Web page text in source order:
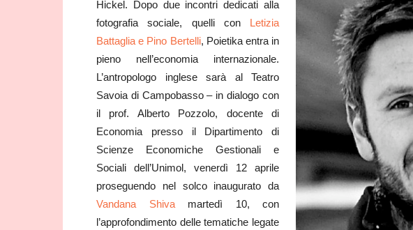
Hickel. Dopo due incontri dedicati alla
fotografia sociale, quelli con Letizia
Battaglia e Pino Bertelli, Poietika entra in
pieno nell’economia internazionale.
L’antropologo inglese sarà al Teatro
Savoia di Campobasso – in dialogo con
il prof. Alberto Pozzolo, docente di
Economia presso il Dipartimento di
Scienze Economiche Gestionali e
Sociali dell’Unimol, venerdì 12 aprile
proseguendo nel solco inaugurato da
Vandana Shivamartedì 10, con
l’approfondimento delle tematiche legate